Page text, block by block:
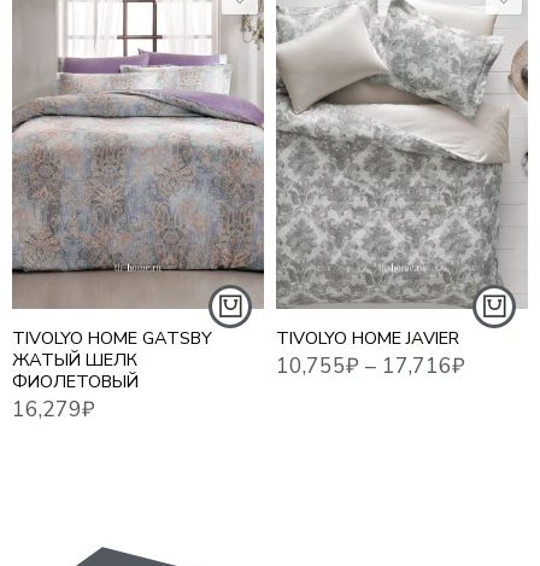
TIVOLYO HOME GATSBY
ЖАТЫЙ ШЕЛК
ФИОЛЕТОВЫЙ
16,279₽
TIVOLYO HOME JAVIER
10,755 ₽–17,716₽
1,5 СПАЛЬНЫЙ
ЕВРО СТАНДАРТ
ЕВРО MAXI
СЕМЕЙНЫЙ